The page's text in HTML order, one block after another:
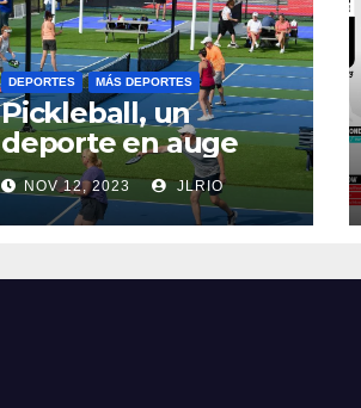
DEPORTES MÁS DEPORTES
Pickleball, un
deporte en auge
NOV 12, 2023 JLRIO